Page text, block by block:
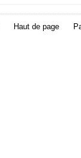
Haut de page